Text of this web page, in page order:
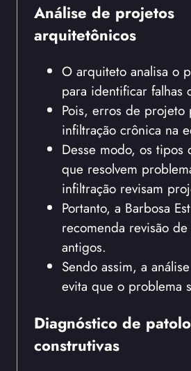
Análise de projetos
arquitetônicos
O arquiteto analisa o
para identificar falhas
Pois, erros de projeto
infiltração crônica na
Desse modo, os tipos
que resolvem
infiltração revisam
Portanto, a Barbosa
recomenda revisão
antigos.
Sendo assim, a
evita que o problema
Diagnóstico de
construtivas